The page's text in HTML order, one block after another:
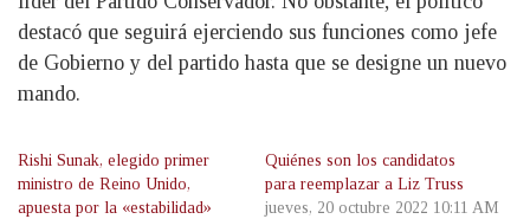
destacó que seguirá ejerciendo sus funciones como jefe
de Gobierno y del partido hasta que se designe un nuevo
mando.
Rishi Sunak, elegido primer
ministro de Reino Unido,
apuesta por la «estabilidad»
Quiénes son los candidatos
para reemplazar a Liz Truss
jueves, 20 octubre 2022 10:11 AM